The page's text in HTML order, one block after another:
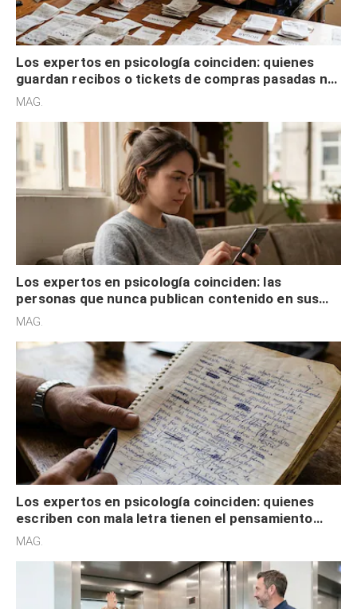
Los expertos en psicología coinciden: quienes
guardan recibos o tickets de compras pasadas no
son acumuladores, sino que tienen necesidad de
MAG.
Los expertos en psicología coinciden: las
personas que nunca publican contenido en sus
redes sociales no pretenden buscar validación
MAG.
Los expertos en psicología coinciden: quienes
escriben con mala letra tienen el pensamiento
acelerado y no lo hacen por desinterés
MAG.